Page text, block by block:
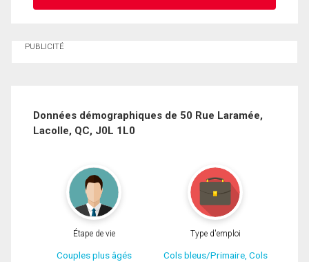
d'utilisation et vous nous fournissez l'autorisation écrite de communiquer avec
Demander des infos sur cette inscription
PUBLICITÉ
Données démographiques de 50 Rue Laramée,
Lacolle, QC, J0L 1L0
Étape de vie
Couples plus âgés
Type d'emploi
Cols bleus/Primaire, Cols